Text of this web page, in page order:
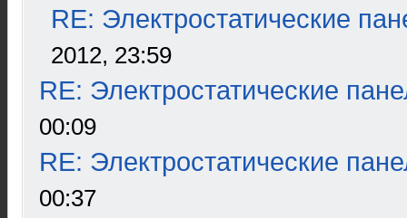
RE: Электростатические
2012, 23:59
RE: Электростатические
00:09
RE: Электростатические
00:37